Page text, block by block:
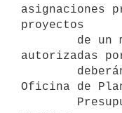
asignaciones
proyectos
autorizadas
Oficina de